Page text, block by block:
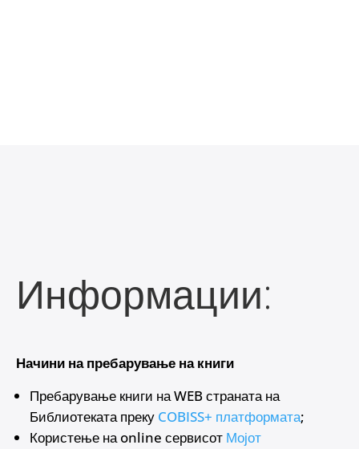
Информации:
Начини на пребарување на книги
Пребарување книги на WEB страната на
Библиотеката преку COBISS+ платформата;
Користење на online сервисот Мојот